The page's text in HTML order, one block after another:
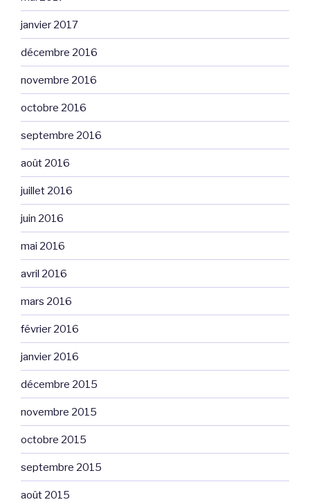
janvier 2017
décembre 2016
novembre 2016
octobre 2016
septembre 2016
août 2016
juillet 2016
juin 2016
mai 2016
avril 2016
mars 2016
février 2016
janvier 2016
décembre 2015
novembre 2015
octobre 2015
septembre 2015
août 2015